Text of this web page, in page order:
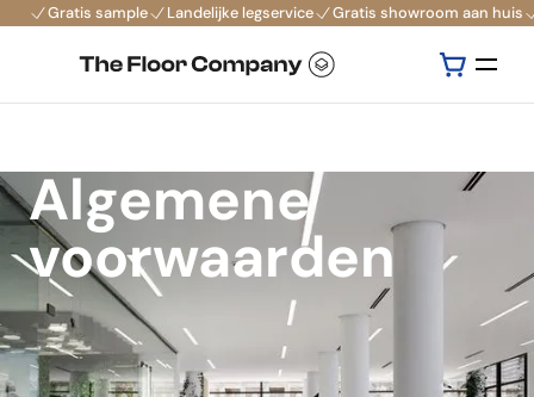
Gratis sample Landelijke legservice Gratis showroom aan huis
Algemene
voorwaarden